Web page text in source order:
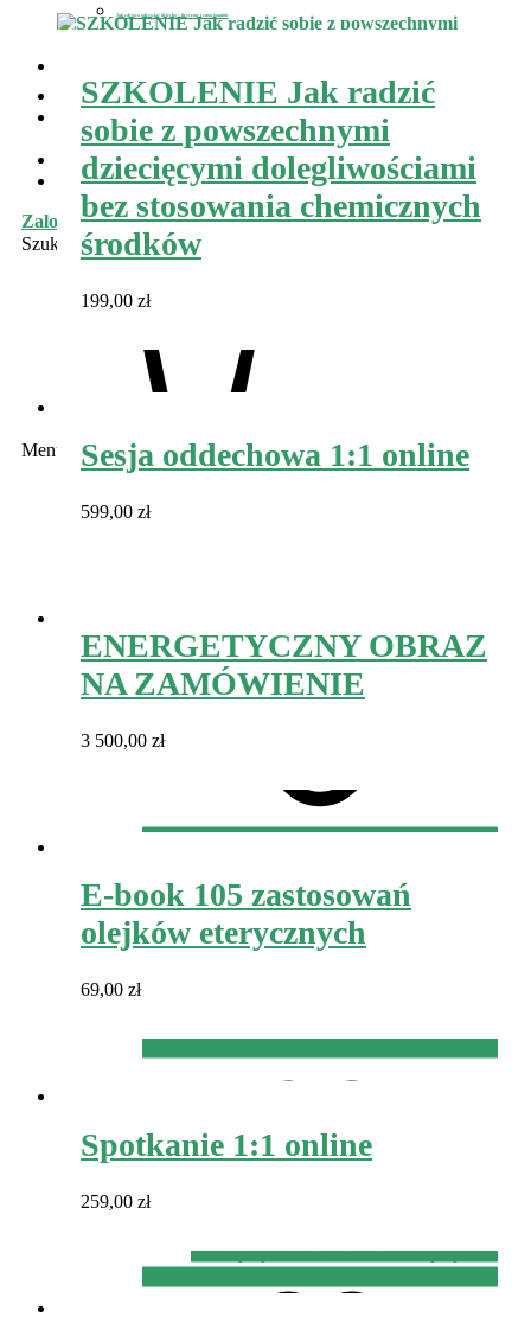
Jak zdrowo odżywiać dziecko – fizycznie i emocjonalnie
Newsletter
O mnie
Pole Zdrowia
Zaloguj się
Szukaj
Menu
SZKOLENIE Jak radzić
sobie z powszechnymi
dziecięcymi dolegliwościami
bez stosowania chemicznych
środków
199,00 zł
Dodaj do koszyka
do listy życzeń Dodanie do listy życzeń
Sesja oddechowa 1:1 online
599,00 zł
do listy życzeń Dodanie do listy życzeń
ENERGETYCZNY OBRAZ
NA ZAMÓWIENIE
3 500,00 zł
E-book 105 zastosowań
olejków eterycznych
69,00 zł
Spotkanie 1:1 online
259,00 zł